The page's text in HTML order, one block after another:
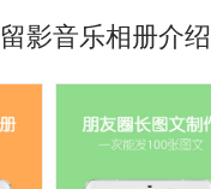
留影音乐相册介绍